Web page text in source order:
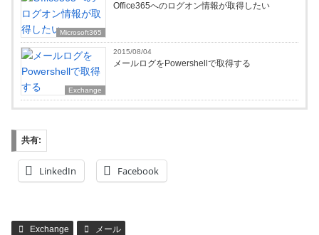
Microsoft365
Office365へのログオン情報が取得したい
Exchange
2015/08/04
メールログをPowershellで取得する
共有:
LinkedIn Facebook
Exchange メール